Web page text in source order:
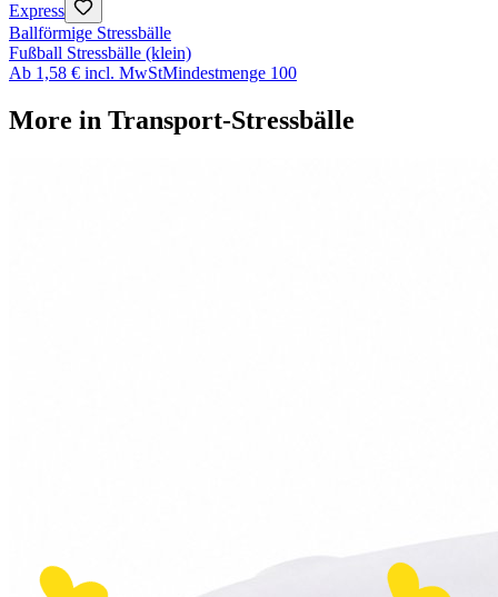
Express
Ballförmige Stressbälle
Fußball Stressbälle (klein)
Ab 1,58 € incl. MwStMindestmenge 100
More in Transport-Stressbälle